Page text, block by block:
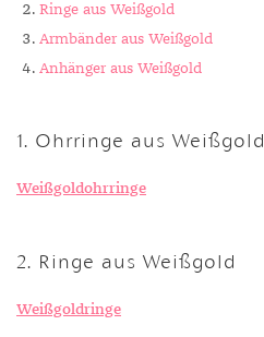
Ringe aus Weißgold
Armbänder aus Weißgold
Anhänger aus Weißgold
1. Ohrringe aus Weißgold
Weißgoldohrringe
2. Ringe aus Weißgold
Weißgoldringe